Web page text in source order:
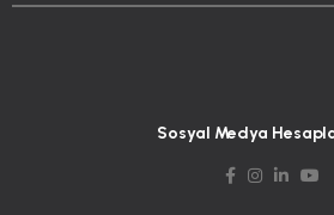
Sosyal Medya